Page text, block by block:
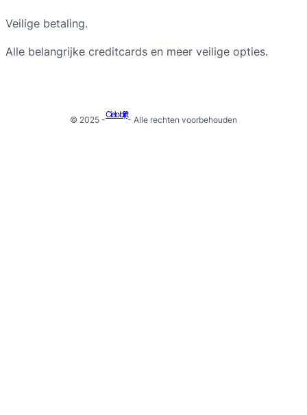
Veilige betaling.
Alle belangrijke creditcards en meer veilige opties.
© 2025 -
Cielo blijft
- Alle rechten voorbehouden